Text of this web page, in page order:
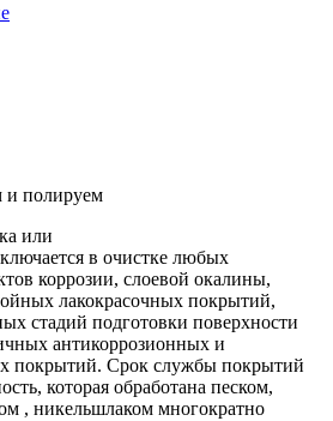
и полируем
или
в очистке любых
коррозии, слоевой окалины,
лакокрасочных покрытий,
стадий подготовки поверхности
антикоррозионных и
покрытий. Срок службы покрытий
которая обработана песком,
, никельшлаком многократно